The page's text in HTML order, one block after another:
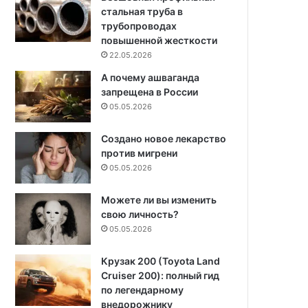
стальная труба в
трубопроводах
повышенной жесткости
22.05.2026
А почему ашваганда
запрещена в России
05.05.2026
Создано новое лекарство
против мигрени
05.05.2026
Можете ли вы изменить
свою личность?
05.05.2026
Крузак 200 (Toyota Land
Cruiser 200): полный гид
по легендарному
внедорожнику